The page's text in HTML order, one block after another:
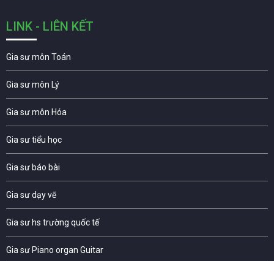
LINK - LIÊN KẾT
Gia sư môn Toán
Gia sư môn Lý
Gia sư môn Hóa
Gia sư tiểu học
Gia sư báo bài
Gia sư dạy vẽ
Gia sư hs trường quốc tế
Gia sư Piano organ Guitar